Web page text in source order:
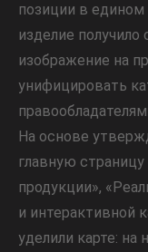
позиции в
изделие
изображение на
унифицировать
На основе
главную
продукции»,
и интерактивной
уделили карте: